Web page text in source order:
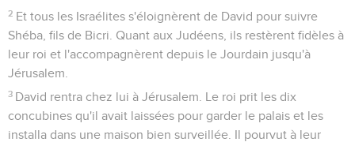
2 Et tous les Israélites s'éloignèrent de David pour suivre
Shéba, fils de Bicri. Quant aux Judéens, ils restèrent fidèles à
leur roi et l'accompagnèrent depuis le Jourdain jusqu'à
Jérusalem.
3 David rentra chez lui à Jérusalem. Le roi prit les dix
concubines qu'il avait laissées pour garder le palais et les
installa dans une maison bien surveillée. Il pourvut à leur